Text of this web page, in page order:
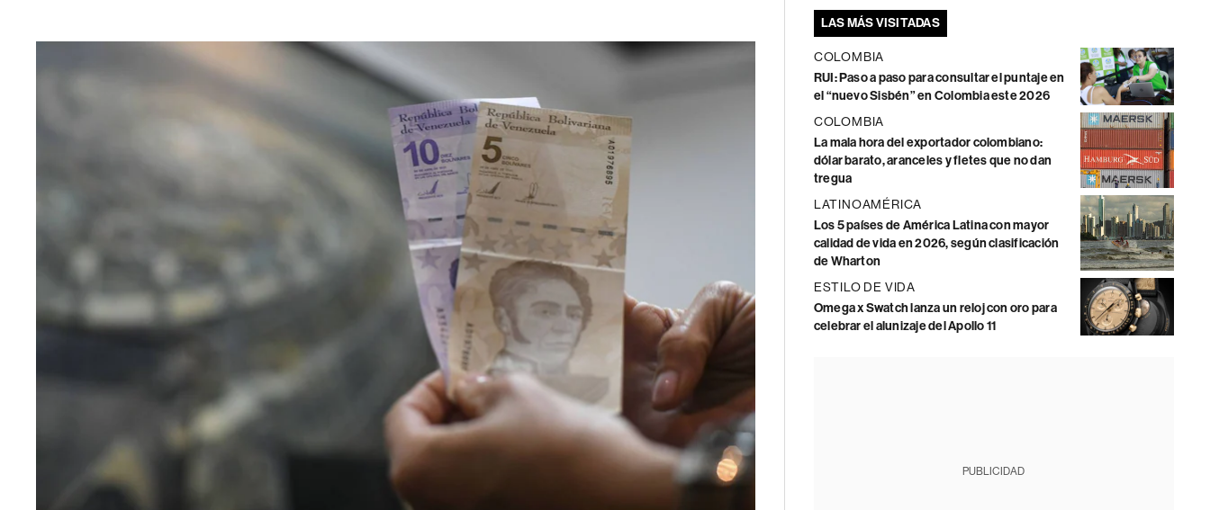
LAS MÁS VISITADAS
COLOMBIA
RUI: Paso a paso para consultar el puntaje en
el “nuevo Sisbén” en Colombia este 2026
COLOMBIA
La mala hora del exportador colombiano:
dólar barato, aranceles y fletes que no dan
tregua
LATINOAMÉRICA
Los 5 países de América Latina con mayor
calidad de vida en 2026, según clasificación
de Wharton
ESTILO DE VIDA
Omega x Swatch lanza un reloj con oro para
celebrar el alunizaje del Apollo 11
PUBLICIDAD